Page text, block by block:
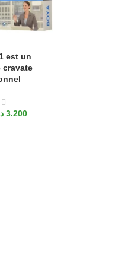
est un
cravate
3.200